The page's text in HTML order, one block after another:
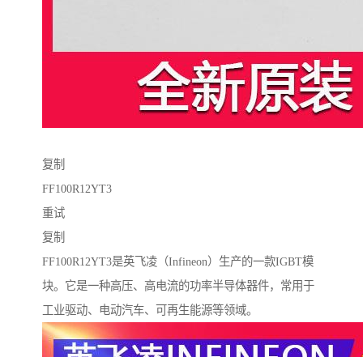
复制
FF100R12YT3
重试
复制
FF100R12YT3是英飞凌（Infineon）生产的一款IGBT模
块。它是一种高压、高电流的功率半导体器件，常用于
工业驱动、电动汽车、可再生能源等领域。